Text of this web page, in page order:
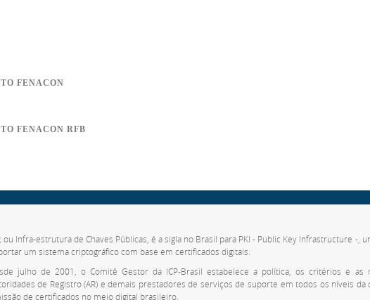
FENACON
FENACON RFB
ou Infra-estrutura de Chaves Públicas, é a sigla no Brasil para PKI - Public Key Infrastructure
um sistema criptográfico com base em certificados digitais.
julho de 2001, o Comitê Gestor da ICP-Brasil estabelece a política, os critérios e as
de Registro (AR) e demais prestadores de serviços de suporte em todos os níveis
de certificados no meio digital brasileiro.